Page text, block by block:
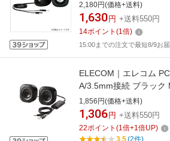
2,180円(価格+送料)
1,630 円 +送料550円
14ポイント (1倍)
15:00までの注文で最短8/9お
ELECOM｜エレコム
A/3.5mm接続 ブラック
/2.0ch]
1,856円(価格+送料)
1,306 円 +送料550円
22ポイント (1倍+1倍UP)
3.5(2件)